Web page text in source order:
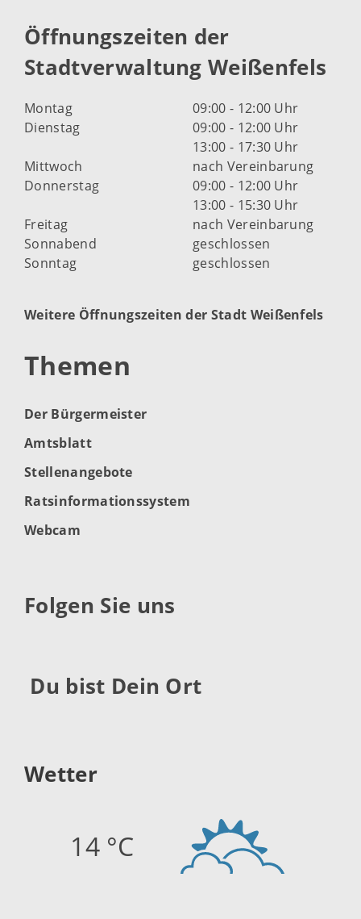
Öffnungszeiten der
Stadtverwaltung Weißenfels
Montag
09:00 - 12:00 Uhr
Dienstag
09:00 - 12:00 Uhr
13:00 - 17:30 Uhr
Mittwoch
nach Vereinbarung
Donnerstag
09:00 - 12:00 Uhr
13:00 - 15:30 Uhr
Freitag
nach Vereinbarung
Sonnabend
geschlossen
Sonntag
geschlossen
Weitere Öffnungszeiten der Stadt Weißenfels
Themen
Der Bürgermeister
Amtsblatt
Stellenangebote
Ratsinformationssystem
Webcam
Folgen Sie uns
Du bist Dein Ort
Wetter
14 °C